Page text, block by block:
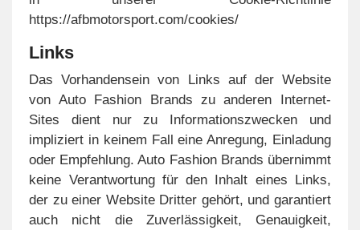
https://afbmotorsport.com/cookies/
Links
Das Vorhandensein von Links auf der Website
von Auto Fashion Brands zu anderen Internet-
Sites dient nur zu Informationszwecken und
impliziert in keinem Fall eine Anregung, Einladung
oder Empfehlung. Auto Fashion Brands übernimmt
keine Verantwortung für den Inhalt eines Links,
der zu einer Website Dritter gehört, und garantiert
auch nicht die Zuverlässigkeit, Genauigkeit,